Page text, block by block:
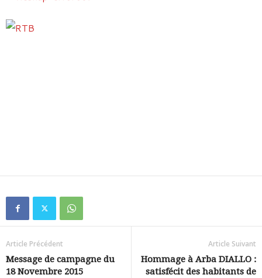
Article Précédent
Message de campagne du
18 Novembre 2015
Article Suivant
Hommage à Arba DIALLO :
satisfécit des habitants de